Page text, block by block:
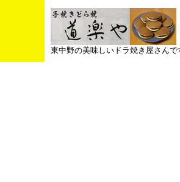
東中野の美味しいドラ焼き屋さんで